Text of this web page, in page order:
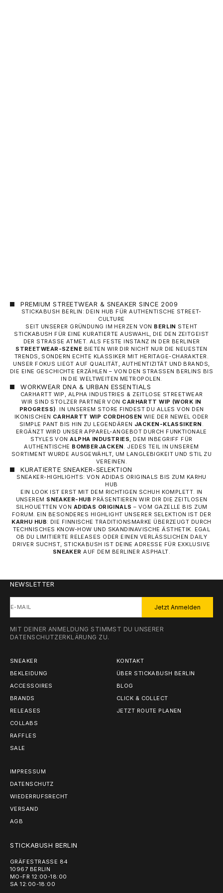
PREMIUM STREETWEAR & SNEAKER SINCE 2009
STICKABUSH BERLIN: DEIN HUB FÜR AUTHENTISCHE STREET-
CULTURE
SEIT UNSERER GRÜNDUNG IM HERZEN VON BERLIN STEHT
STICKABUSH FÜR EINE KURATIERTE AUSWAHL, DIE DEN ZEITGEIST
DER STRASSE ATMET. ALS FESTE INSTANZ IN DER BERLINER
STREETWEAR-SZENE BIETEN WIR DIR NICHT NUR DIE NEUESTEN
TRENDS, SONDERN ECHTE KLASSIKER MIT HERITAGE-CHARAKTER.
UNSER FOKUS LIEGT AUF QUALITÄT, AUTHENTIZITÄT UND BRANDS,
DIE EINE GESCHICHTE ERZÄHLEN – VON DEN STRASSEN BERLINS BIS I
N DIE WELTWEITEN METROPOLEN.
WORKWEAR DNA & URBAN ESSENTIALS
CARHARTT WIP, ALPHA INDUSTRIES & ZEITLOSE STREETWEAR
WIR SIND STOLZER PARTNER VON CARHARTT WIP (WORK IN
PROGRESS)
. IN UNSEREM STORE FINDEST DU ALLES VON DEN
IKONISCHEN CARHARTT WIP CORDHOSENWIE DER NEWEL ODER
SIMPLE PANT BIS HIN ZU LEGENDÄREN JACKEN-KLASSIKERN
ERGÄNZT WIRD UNSER APPAREL-ANGEBOT DURCH FUNKTIONALE
STYLES VONALPHA INDUSTRIES , DEM INBEGRIFF FÜR
AUTHENTISCHE BOMBERJACKEN
. JEDES TEIL IN UNSEREM
SORTIMENT WURDE AUSGEWÄHLT, UM LANGLEBIGKEIT UND STIL ZU
VEREINEN.
KURATIERTE SNEAKER-SELEKTION
SNEAKER-HIGHLIGHTS: VON ADIDAS ORIGINALS BIS ZUM KARHU
HUB
EIN LOOK IST ERST MIT DEM RICHTIGEN SCHUH KOMPLETT. IN
UNSEREM SNEAKER-HUB PRÄSENTIEREN WIR DIR DIE ZEITLOSEN
SILHOUETTEN VON ADIDAS ORIGINALS – VOM GAZELLE BIS ZUM
FORUM. EIN BESONDERES HIGHLIGHT UNSERER SELEKTION IST DER
KARHU HUB: DIE FINNISCHE TRADITIONSMARKE ÜBERZEUGT DURCH
TECHNISCHES KNOW-HOW UND SKANDINAVISCHE ÄSTHETIK. EGAL
OB DU LIMITIERTE RELEASES ODER EINEN VERLÄSSLICHEN DAILY
DRIVER SUCHST, STICKABUSH IST DEINE ADRESSE FÜR EXKLUSIVE
SNEAKER AUF DEM BERLINER ASPHALT.
NEWSLETTER
E-MAIL Jetzt Anmelden
MIT DEINER ANMELDUNG STIMMST DU UNSERER
DATENSCHUTZERKLÄRUNG ZU.
SNEAKER
BEKLEIDUNG
ACCESSOIRES
BRANDS
RELEASES
COLLABS
RAFFLES
SALE
KONTAKT
ÜBER STICKABUSH BERLIN
BLOG
CLICK & COLLECT
JETZT ROUTE PLANEN
IMPRESSUM
DATENSCHUTZ
WIEDERRUFSRECHT
VERSAND
AGB
STICKABUSH BERLIN
GRÄFESTRASSE 84
10967 BERLIN
MO-FR 12:00-18:00
SA 12:00-18:00